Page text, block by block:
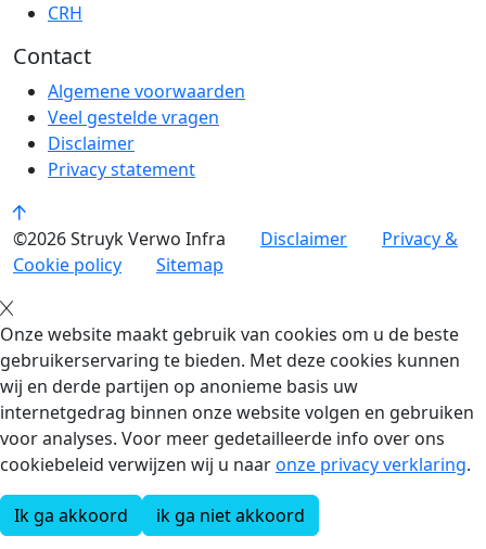
CRH
Contact
Algemene voorwaarden
Veel gestelde vragen
Disclaimer
Privacy statement
©2026 Struyk Verwo Infra Disclaimer
Privacy &
Cookie policy
Sitemap
Onze website maakt gebruik van cookies om u de beste
gebruikerservaring te bieden. Met deze cookies kunnen
wij en derde partijen op anonieme basis uw
internetgedrag binnen onze website volgen en gebruiken
voor analyses. Voor meer gedetailleerde info over ons
cookiebeleid verwijzen wij u naaronze privacy verklaring.
Ik ga akkoord ik ga niet akkoord